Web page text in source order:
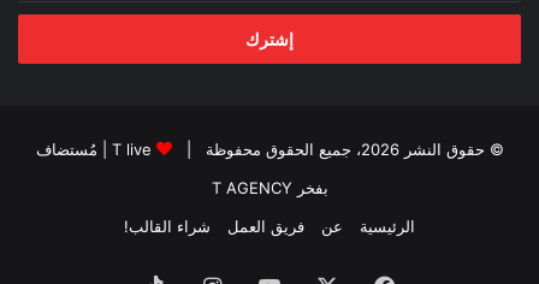
الإلكتروني
© حقوق النشر 2026، جميع الحقوق محفوظة | T live | مُستضاف
بفخر T AGENCY
الرئيسية
عن فريق العمل شراء القالب!